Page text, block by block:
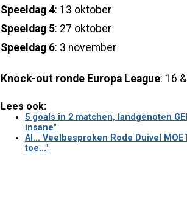
Speeldag 4: 13 oktober
Speeldag 5: 27 oktober
Speeldag 6: 3 november
Knock-out ronde Europa League: 16
Lees ook:
5 goals in 2 matchen, landgenoten
insane"
AI... Veelbesproken Rode Duivel
toe..."